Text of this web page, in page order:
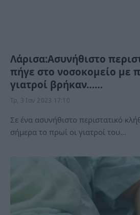
Λάρισα:Ασυνήθιστο
πήγε στο νοσοκομείο με
γιατροί βρήκαν……
Τρ, 3 Ιαν 2023 17:10
Σε ένα ασυνήθιστο περιστατικό
σήμερα το πρωί οι γιατροί του…